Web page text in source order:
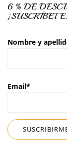
6 % DE
Nombre y
Email*